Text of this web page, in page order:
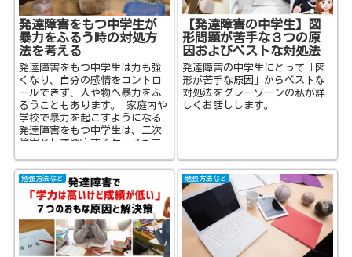
発達障害をもつ中学生が
暴力をふるう時の対処方
法を考える
発達障害をもつ中学生は力も強
くなり、自分の感情をコントロ
ールできず、人や物へ暴力をふ
るうこともあります。 家庭内や
学校で暴力を起こすようになる
発達障害をもつ中学生は、二次
障害として発症するケースもあ
コントロール...
【発達障害の中学生】図
形問題が苦手な３つの原
因およびベストな対処法
発達障害の中学生にとって「図
形が苦手な原因」からベストな
対処法をグレーゾーンの私が詳
しくお話しします。
勉強方法など 勉強方法など